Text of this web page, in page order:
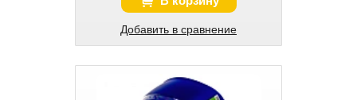
Добавить в сравнение